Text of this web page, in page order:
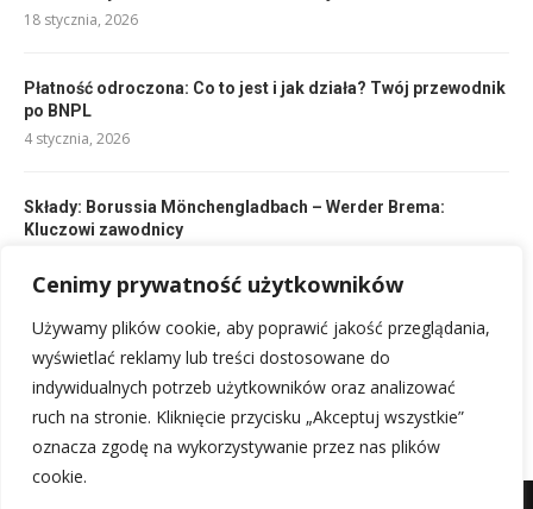
Cenimy prywatność użytkowników
Używamy plików cookie, aby poprawić jakość przeglądania,
wyświetlać reklamy lub treści dostosowane do
indywidualnych potrzeb użytkowników oraz analizować
ruch na stronie. Kliknięcie przycisku „Akceptuj wszystkie”
oznacza zgodę na wykorzystywanie przez nas plików
cookie.
18 stycznia, 2026
Płatność odroczona: Co to jest i jak działa? Twój przewodnik
po BNPL
4 stycznia, 2026
Składy: Borussia Mönchengladbach – Werder Brema:
Kluczowi zawodnicy
Jak ustalana jest cena akcji na giełdzie: kluczowe czynniki i
mechanizmy
17 stycznia, 2026